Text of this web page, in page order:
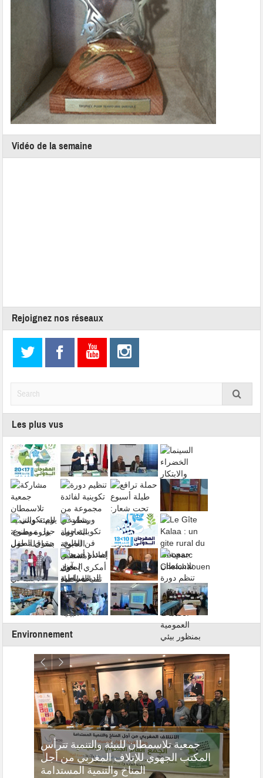
Vidéo de la semaine
Rejoignez nos réseaux
Les plus vus
Environnement
جمعية تلاسمطان للبيئة والتنمية تترأس
المكتب الجهوي للإتلاف المغربي من أجل
المناخ والتنمية المستدامة